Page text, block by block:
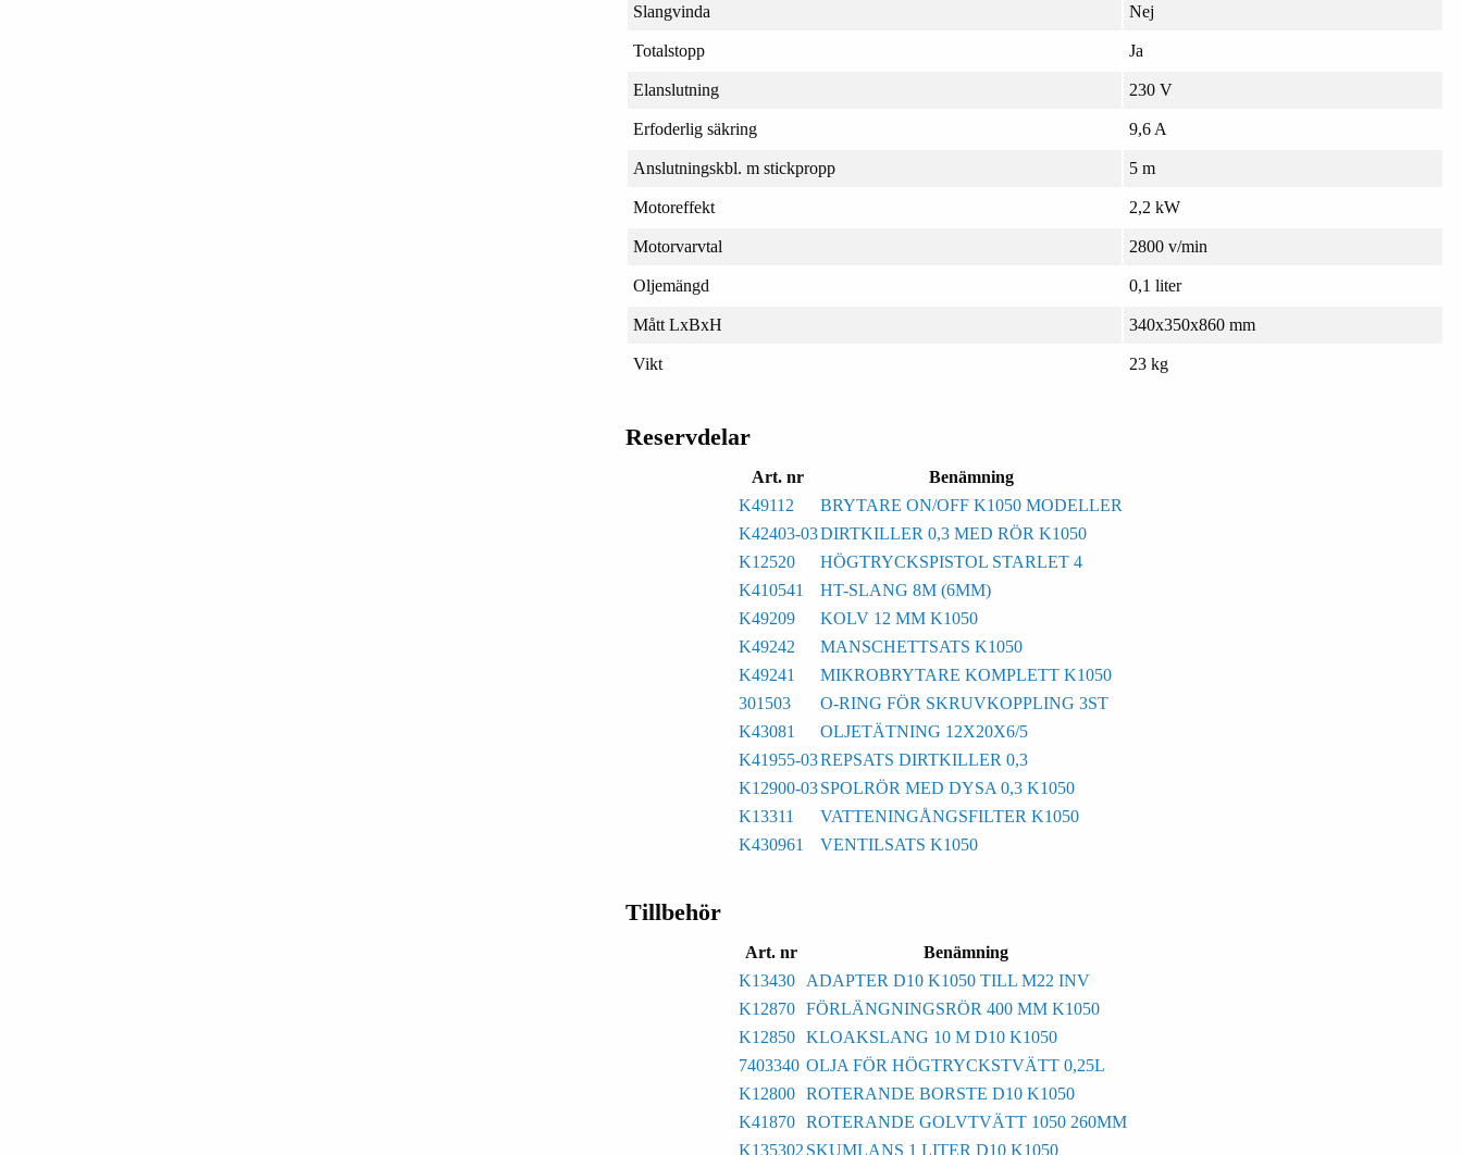
Slangvinda Nej
Totalstopp Ja
Elanslutning 230 V
Erfoderlig säkring 9,6 A
Anslutningskbl. m stickpropp 5 m
Motoreffekt 2,2 kW
Motorvarvtal 2800 v/min
Oljemängd 0,1 liter
Mått LxBxH 340x350x860 mm
Vikt 23 kg
Reservdelar
Art. nr
Benämning
K49112
BRYTARE ON/OFF K1050 MODELLER
K42403-03DIRTKILLER 0,3 MED RÖR K1050
K12520
HÖGTRYCKSPISTOL STARLET 4
K410541
HT-SLANG 8M (6MM)
K49209
KOLV 12 MM K1050
K49242
MANSCHETTSATS K1050
K49241
MIKROBRYTARE KOMPLETT K1050
301503
O-RING FÖR SKRUVKOPPLING 3ST
K43081
OLJETÄTNING 12X20X6/5
K41955-03REPSATS DIRTKILLER 0,3
K12900-03SPOLRÖR MED DYSA 0,3 K1050
K13311
VATTENINGÅNGSFILTER K1050
K430961
VENTILSATS K1050
Tillbehör
Art. nr
Benämning
K13430
ADAPTER D10 K1050 TILL M22 INV
K12870 FÖRLÄNGNINGSRÖR 400 MM K1050
K12850 KLOAKSLANG 10 M D10 K1050
7403340 OLJA FÖR HÖGTRYCKSTVÄTT 0,25L
K12800 ROTERANDE BORSTE D10 K1050
K41870 ROTERANDE GOLVTVÄTT 1050 260MM
K135302 SKUMLANS 1 LITER D10 K1050